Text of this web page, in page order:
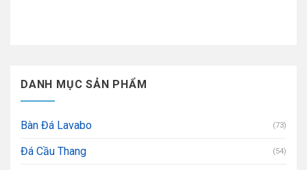
DANH MỤC SẢN PHẨM
Bàn Đá Lavabo (73)
Đá Cầu Thang (54)